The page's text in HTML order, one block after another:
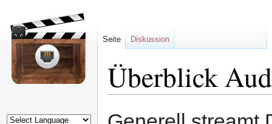
Überblick
Seite Diskussion